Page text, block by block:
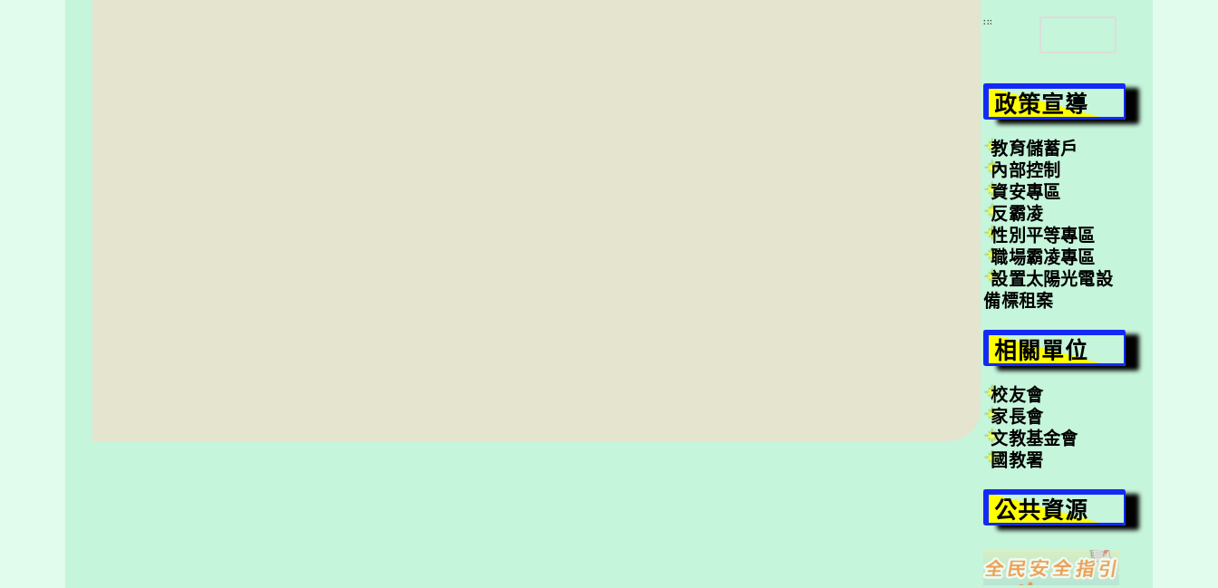
:::
搜
尋
政策宣導
教育儲蓄戶
內部控制
資安專區
反霸凌
性別平等專區
職場霸凌專區
設置太陽光電設
備標租案
相關單位
校友會
家長會
文教基金會
國教署
公共資源